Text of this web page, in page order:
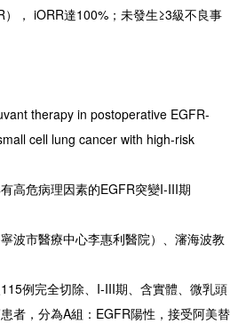
， iORR達100%；未發生≥3級不良事
therapy in postoperative EGFR-
cell lung cancer with high-risk
高危病理因素的EGFR突變I-III期
波市醫療中心李惠利醫院）、瀋海波教
例完全切除、I-III期、含實體、微乳頭
者，分為A組：EGFR陽性，接受阿美替